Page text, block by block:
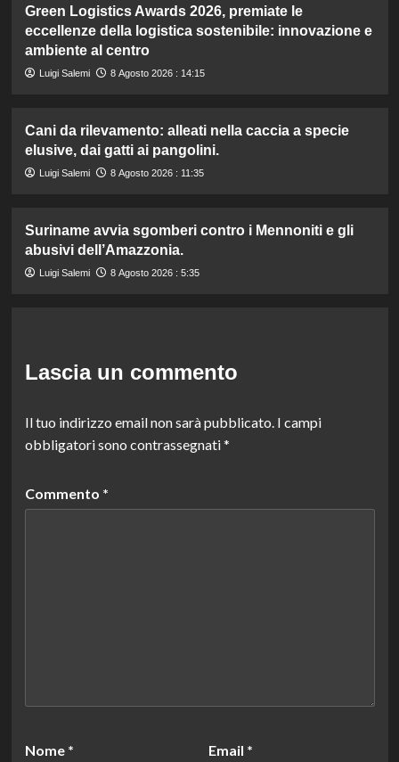
Green Logistics Awards 2026, premiate le
eccellenze della logistica sostenibile: innovazione e
ambiente al centro
Luigi Salemi 8 Agosto 2026 : 14:15
Cani da rilevamento: alleati nella caccia a specie
elusive, dai gatti ai pangolini.
Luigi Salemi 8 Agosto 2026 : 11:35
Suriname avvia sgomberi contro i Mennoniti e gli
abusivi dell’Amazzonia.
Luigi Salemi 8 Agosto 2026 : 5:35
Lascia un commento
Il tuo indirizzo email non sarà pubblicato. I campi
obbligatori sono contrassegnati*
Commento *
Nome * Email *